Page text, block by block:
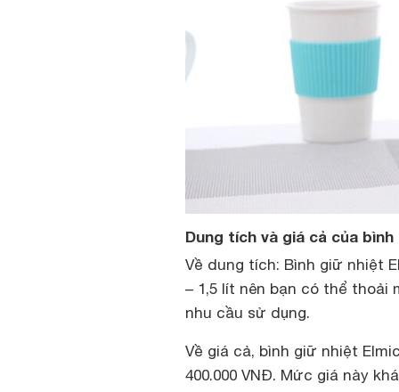
Dung tích và giá cả của
Về dung tích: Bình giữ nhiệt
– 1,5 lít nên bạn có thể thoải
nhu cầu sử dụng.
Về giá cả, bình giữ nhiệt
400.000 VNĐ. Mức giá này